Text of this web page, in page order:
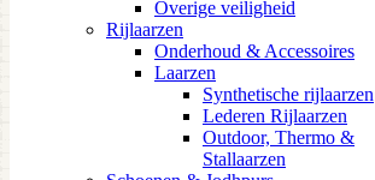
Overige veiligheid
Rijlaarzen
Onderhoud & Accessoires
Laarzen
Synthetische rijlaarzen
Lederen Rijlaarzen
Outdoor, Thermo &
Stallaarzen